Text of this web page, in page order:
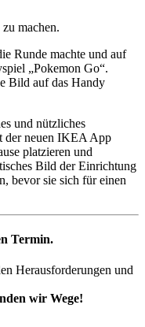
machen.
Runde machte und auf
„Pokemon Go“.
Bild auf das Handy
und nützliches
der neuen IKEA App
platzieren und
Bild der Einrichtung
bevor sie sich für einen
Termin.
Herausforderungen und
wir Wege!